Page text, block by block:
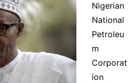
Nigerian
National
Petroleu
m
Corporat
ion